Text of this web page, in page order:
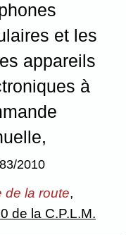
et les
appareils
à
2010
de la route,
de la C.P.L.M.